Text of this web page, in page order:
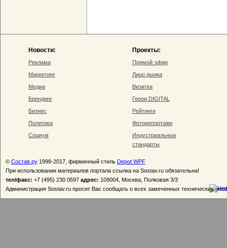
Новости:
Реклама
Маркетинг
Медиа
Брендинг
Бизнес
Политика
Социум
Проекты:
Прямой эфир
Лицо рынка
Визитка
Герои DIGITAL
Рейтинги
Фоторепортажи
Индустриальные
стандарты
© Состав.ру 1998-2017, фирменный стиль Depot WPF
При использовании материалов портала ссылка на Sostav.ru обязательна!
тел/факс: +7 (495) 230 0597 адрес: 109004, Москва, Полковая 3/3
Администрация Sostav.ru просит Вас сообщать о всех замеченных технических